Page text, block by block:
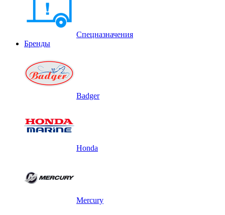
Спецназначения
Бренды
Badger
Honda
Mercury